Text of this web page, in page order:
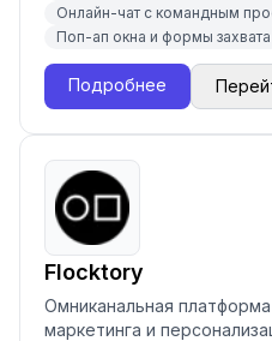
Онлайн-чат с командным
Поп-ап окна и формы захвата
Подробнее
Flocktory
Омниканальная
маркетинга и